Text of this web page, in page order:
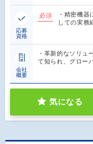
応募
資格
必須
・精密機器
しての実務
会社
概要
・革新的なソリュ
て知られ、グロー
気になる